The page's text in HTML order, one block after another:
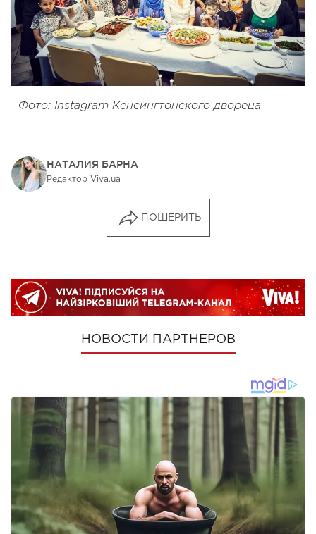
Фото: Instagram Кенсингтонского двореца
НАТАЛИЯ БАРНА
Редактор Viva.ua
ПОШЕРИТЬ
НОВОСТИ ПАРТНЕРОВ